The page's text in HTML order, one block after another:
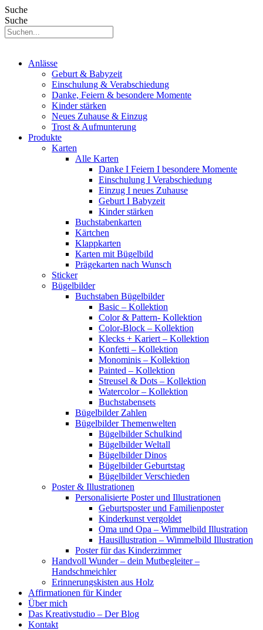
Suche
Suche
Anlässe
Geburt & Babyzeit
Einschulung & Verabschiedung
Danke, Feiern & besondere Momente
Kinder stärken
Neues Zuhause & Einzug
Trost & Aufmunterung
Produkte
Karten
Alle Karten
Danke I Feiern I besondere Momente
Einschulung I Verabschiedung
Einzug I neues Zuhause
Geburt I Babyzeit
Kinder stärken
Buchstabenkarten
Kärtchen
Klappkarten
Karten mit Bügelbild
Prägekarten nach Wunsch
Sticker
Bügelbilder
Buchstaben Bügelbilder
Basic – Kollektion
Color & Pattern- Kollektion
Color-Block – Kollektion
Klecks + Kariert – Kollektion
Konfetti – Kollektion
Monominis – Kollektion
Painted – Kollektion
Streusel & Dots – Kollektion
Watercolor – Kollektion
Buchstabensets
Bügelbilder Zahlen
Bügelbilder Themenwelten
Bügelbilder Schulkind
Bügelbilder Weltall
Bügelbilder Dinos
Bügelbilder Geburtstag
Bügelbilder Verschieden
Poster & Illustrationen
Personalisierte Poster und Illustrationen
Geburtsposter und Familienposter
Kinderkunst vergoldet
Oma und Opa – Wimmelbild Illustration
Hausillustration – Wimmelbild Illustration
Poster für das Kinderzimmer
Handvoll Wunder – dein Mutbegleiter –
Handschmeichler
Erinnerungskisten aus Holz
Affirmationen für Kinder
Über mich
Das Kreativstudio – Der Blog
Kontakt